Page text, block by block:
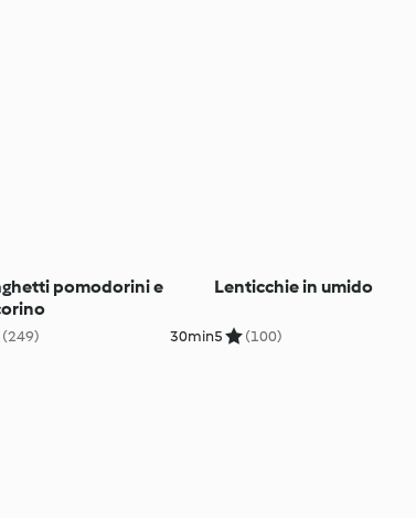
pomodorini e
(249) 30min
Lenticchie in umido
5 (100)